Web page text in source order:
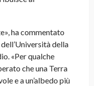
ha commentato
della
«Per qualche
che una Terra
e a un’albedo più